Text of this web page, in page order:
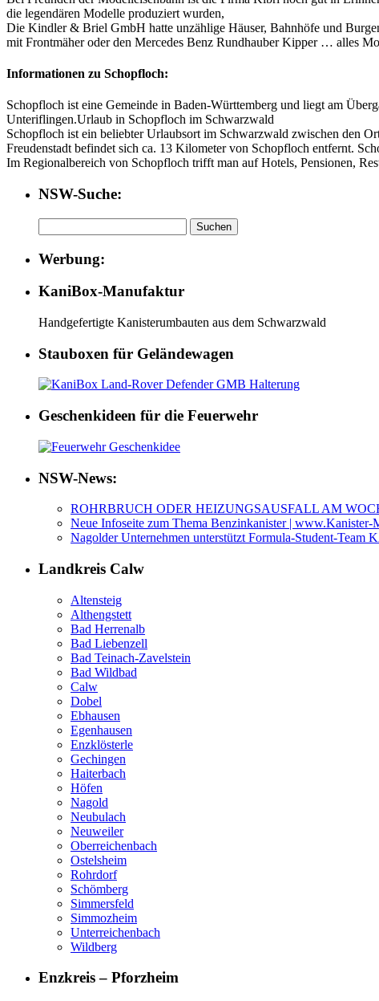
die legendären Modelle produziert wurden,
Die Kindler & Briel GmbH hatte unzählige Häuser, Bahnhöfe und
mit Frontmäher oder den Mercedes Benz Rundhauber Kipper … alles
Informationen zu Schopfloch:
Schopfloch ist eine Gemeinde in Baden-Württemberg und liegt am
Unteriflingen.Urlaub in Schopfloch im Schwarzwald
Schopfloch ist ein beliebter Urlaubsort im Schwarzwald zwischen den
Freudenstadt befindet sich ca. 13 Kilometer von Schopfloch entfernt.
Im Regionalbereich von Schopfloch trifft man auf Hotels, Pensionen,
NSW-Suche:
nach:
Werbung:
KaniBox-Manufaktur
Handgefertigte Kanisterumbauten aus dem Schwarzwald
Stauboxen für Geländewagen
Geschenkideen für die Feuerwehr
NSW-News:
ROHRBRUCH ODER HEIZUNGSAUSFALL AM
Neue Infoseite zum Thema Benzinkanister | www.Kanister-
Nagolder Unternehmen unterstützt Formula-Student-Team
Landkreis Calw
Altensteig
Althengstett
Bad Herrenalb
Bad Liebenzell
Bad Teinach-Zavelstein
Bad Wildbad
Calw
Dobel
Ebhausen
Egenhausen
Enzklösterle
Gechingen
Haiterbach
Höfen
Nagold
Neubulach
Neuweiler
Oberreichenbach
Ostelsheim
Rohrdorf
Schömberg
Simmersfeld
Simmozheim
Unterreichenbach
Wildberg
Enzkreis – Pforzheim